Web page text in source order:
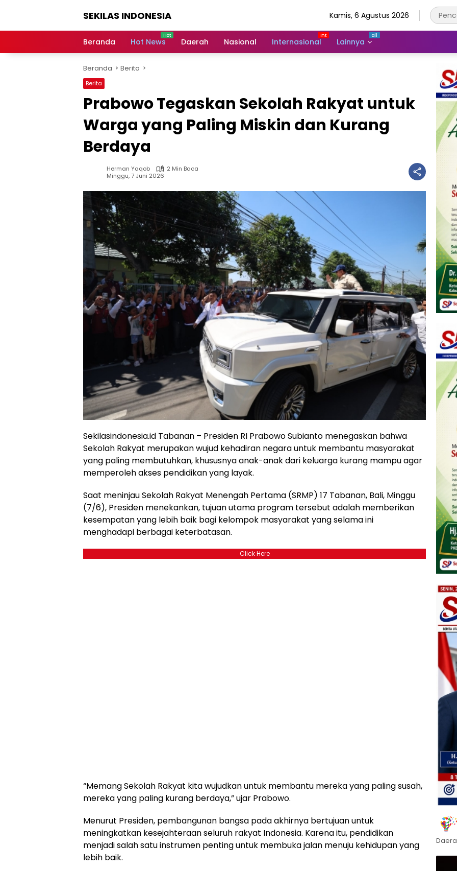
SEKILAS INDONESIA
Terkini,
Latest
World,
Headlines,
News
Kamis, 6 Agustus 2026
Beranda Hot News Daerah Nasional Internasional Lainnya
Beranda Berita
Berita
Prabowo Tegaskan Sekolah Rakyat untuk
Warga yang Paling Miskin dan Kurang
Berdaya
Herman Yaqob
2 Min Baca
Minggu, 7 Juni 2026
Sekilasindonesia.id Tabanan – Presiden RI Prabowo Subianto menegaskan bahwa
Sekolah Rakyat merupakan wujud kehadiran negara untuk membantu masyarakat
yang paling membutuhkan, khususnya anak-anak dari keluarga kurang mampu agar
memperoleh akses pendidikan yang layak.
Saat meninjau Sekolah Rakyat Menengah Pertama (SRMP) 17 Tabanan, Bali, Minggu
(7/6), Presiden menekankan, tujuan utama program tersebut adalah memberikan
kesempatan yang lebih baik bagi kelompok masyarakat yang selama ini
menghadapi berbagai keterbatasan.
Click Here
“Memang Sekolah Rakyat kita wujudkan untuk membantu mereka yang paling susah,
mereka yang paling kurang berdaya,” ujar Prabowo.
Menurut Presiden, pembangunan bangsa pada akhirnya bertujuan untuk
meningkatkan kesejahteraan seluruh rakyat Indonesia. Karena itu, pendidikan
menjadi salah satu instrumen penting untuk membuka jalan menuju kehidupan yang
lebih baik.